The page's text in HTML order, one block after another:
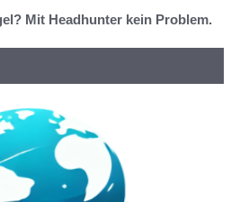
Mit Headhunter kein Problem.